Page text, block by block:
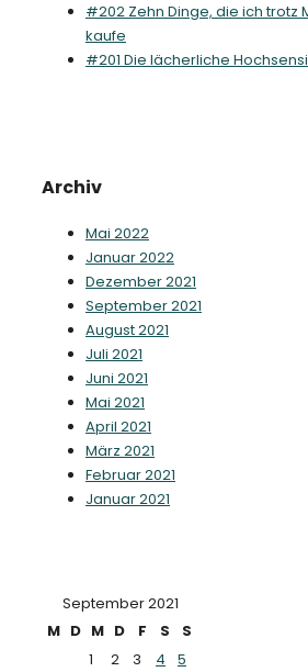
#202 Zehn Dinge, die ich trotz
kaufe
#201 Die lächerliche
Archiv
Mai 2022
Januar 2022
Dezember 2021
September 2021
August 2021
Juli 2021
Juni 2021
Mai 2021
April 2021
März 2021
Februar 2021
Januar 2021
September 2021
M D M D F S
S
1
2 3 4 5